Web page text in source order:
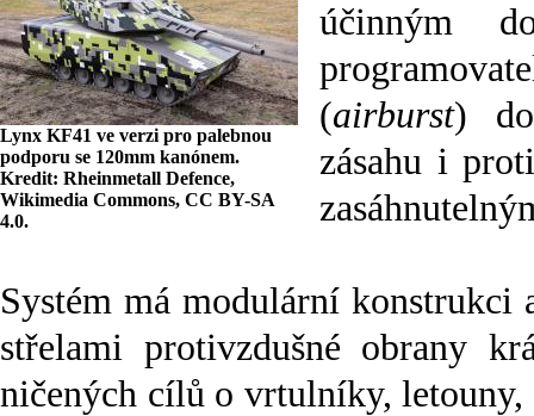
Lynx KF41 ve verzi pro palebnou
podporu se 120mm kanónem.
Kredit: Rheinmetall Defence,
Wikimedia Commons, CC BY-SA
4.0.
účinným
(airburst)
zásahu i
Systém má modulární konstrukci
střelami protivzdušné obrany
ničených cílů o vrtulníky,